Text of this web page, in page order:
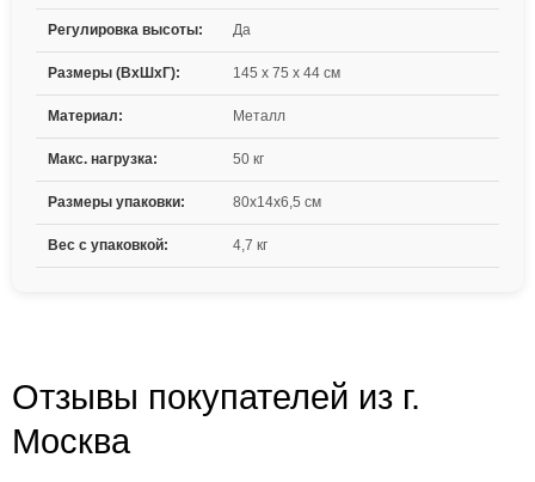
Регулировка высоты: Да
Размеры (ВxШxГ): 145 x 75 x 44 см
Материал: Металл
Макс. нагрузка: 50 кг
Размеры упаковки: 80х14х6,5 см
Вес с упаковкой: 4,7 кг
Отзывы покупателей из г.
Москва